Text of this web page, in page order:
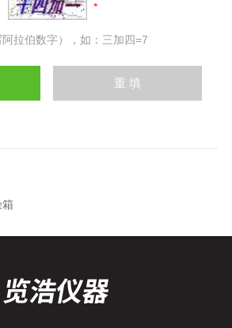
拉伯数字），如：三加四=7